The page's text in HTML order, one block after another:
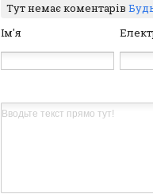
Тут немає коментарів
Ім'я